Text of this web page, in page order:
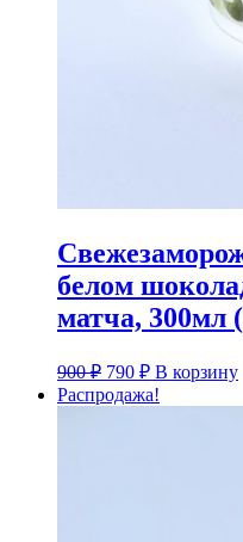
белом
матча, 300мл
900₽ Первоначальная
цена
составляла
790 ₽Текущая
цена:
В корзину
Распродажа!